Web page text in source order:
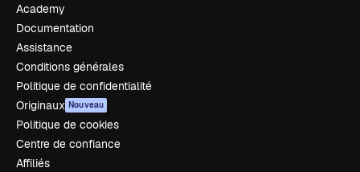
Academy
Documentation
Assistance
Conditions générales
Politique de confidentialité
Originaux Nouveau
Politique de cookies
Centre de confiance
Affiliés